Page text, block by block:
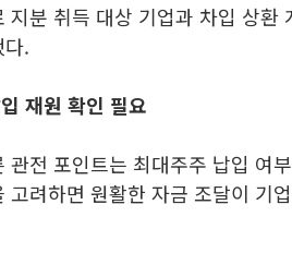
지분 취득 대상 기업과 차입 상환
.
재원 확인 필요
관전 포인트는 최대주주 납입 여
고려하면 원활한 자금 조달이 기